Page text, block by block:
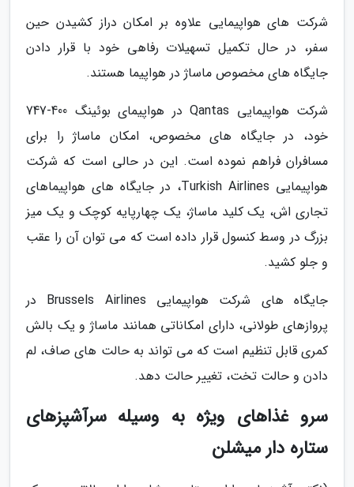
شرکت های هواپیمایی علاوه بر امکان دراز کشیدن حین
سفر، در حال تکمیل تسهیلات رفاهی خود با قرار دادن
جایگاه های مخصوص ماساژ در هواپیما هستند.
شرکت هواپیمایی Qantas در هواپیمای بوئینگ 400-747
خود، در جایگاه های مخصوص، امکان ماساژ را برای
مسافران فراهم نموده است. این در حالی است که شرکت
هواپیمایی Turkish Airlines، در جایگاه های هواپیماهای
تجاری اش، یک کلید ماساژ، یک چهارپایه کوچک و یک میز
بزرگ در وسط کنسول قرار داده است که می توان آن را عقب
و جلو کشید.
جایگاه های شرکت هواپیمایی Brussels Airlines در
پروازهای طولانی، دارای امکاناتی همانند ماساژ و یک بالش
کمری قابل تنظیم است که می تواند به حالت های صاف، لم
دادن و حالت تخت، تغییر حالت دهد.
سرو غذاهای ویژه به وسیله سرآشپزهای
ستاره دار میشلن